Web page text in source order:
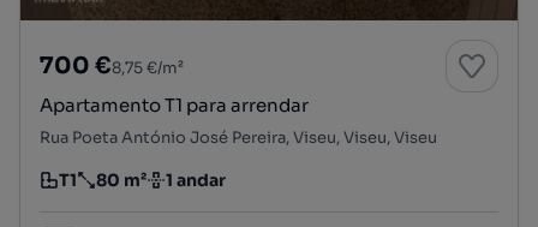
700 €8,75 €/m²
Apartamento T1 para arrendar
Rua Poeta António José Pereira, Viseu, Viseu, Viseu
Tipologia
T1
Preço por metro quadrado
80 m²
Andar 1 andar